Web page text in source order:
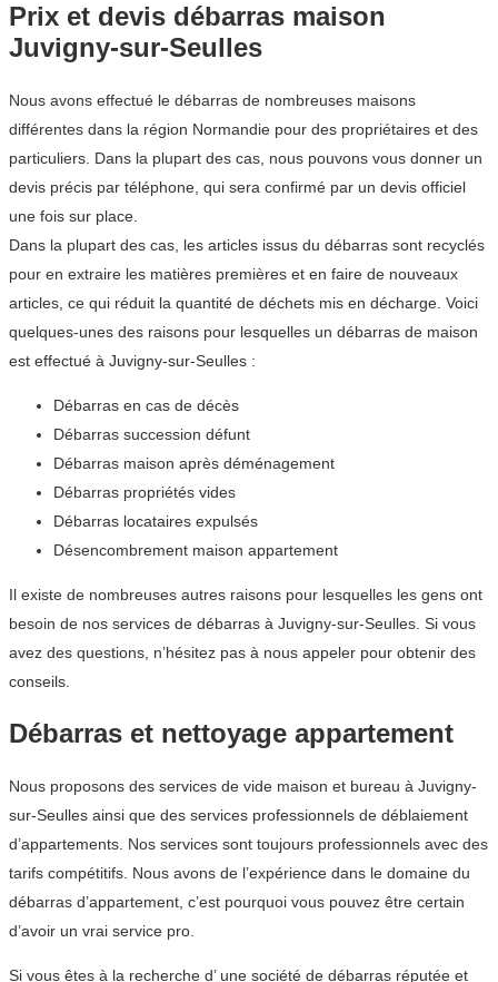
Prix et devis débarras maison
Juvigny-sur-Seulles
Nous avons effectué le débarras de nombreuses maisons
différentes dans la région Normandie pour des propriétaires et des
particuliers. Dans la plupart des cas, nous pouvons vous donner un
devis précis par téléphone, qui sera confirmé par un devis officiel
une fois sur place.
Dans la plupart des cas, les articles issus du débarras sont recyclés
pour en extraire les matières premières et en faire de nouveaux
articles, ce qui réduit la quantité de déchets mis en décharge. Voici
quelques-unes des raisons pour lesquelles un débarras de maison
est effectué à Juvigny-sur-Seulles :
Débarras en cas de décès
Débarras succession défunt
Débarras maison après déménagement
Débarras propriétés vides
Débarras locataires expulsés
Désencombrement maison appartement
Il existe de nombreuses autres raisons pour lesquelles les gens ont
besoin de nos services de débarras à Juvigny-sur-Seulles. Si vous
avez des questions, n’hésitez pas à nous appeler pour obtenir des
conseils.
Débarras et nettoyage appartement
Nous proposons des services de vide maison et bureau à Juvigny-
sur-Seulles ainsi que des services professionnels de déblaiement
d’appartements. Nos services sont toujours professionnels avec des
tarifs compétitifs. Nous avons de l’expérience dans le domaine du
débarras d’appartement, c’est pourquoi vous pouvez être certain
d’avoir un vrai service pro.
Si vous êtes à la recherche d’ une société de débarras réputée et